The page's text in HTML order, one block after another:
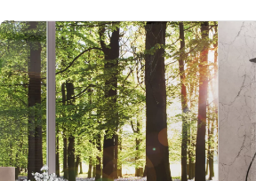
Image